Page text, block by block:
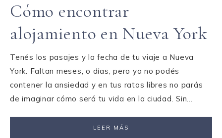
Cómo encontrar
alojamiento en Nueva York
Tenés los pasajes y la fecha de tu viaje a Nueva
York. Faltan meses, o días, pero ya no podés
contener la ansiedad y en tus ratos libres no parás
de imaginar cómo será tu vida en la ciudad. Sin…
LEER MÁS